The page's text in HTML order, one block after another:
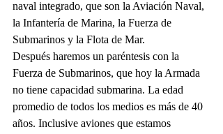
naval integrado, que son la Aviación Naval,
la Infantería de Marina, la Fuerza de
Submarinos y la Flota de Mar.
Después haremos un paréntesis con la
Fuerza de Submarinos, que hoy la Armada
no tiene capacidad submarina. La edad
promedio de todos los medios es más de 40
años. Inclusive aviones que estamos